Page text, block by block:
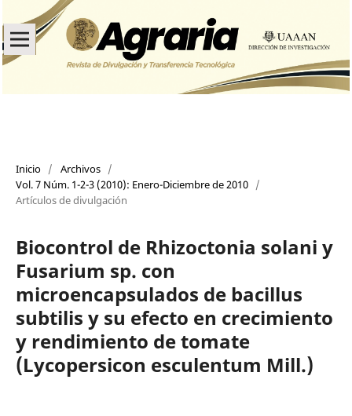
Inicio / Archivos /
Vol. 7 Núm. 1-2-3 (2010): Enero-Diciembre de 2010 /
Artículos de divulgación
Biocontrol de Rhizoctonia solani y
Fusarium sp. con
microencapsulados de bacillus
subtilis y su efecto en crecimiento
y rendimiento de tomate
(Lycopersicon esculentum Mill.)